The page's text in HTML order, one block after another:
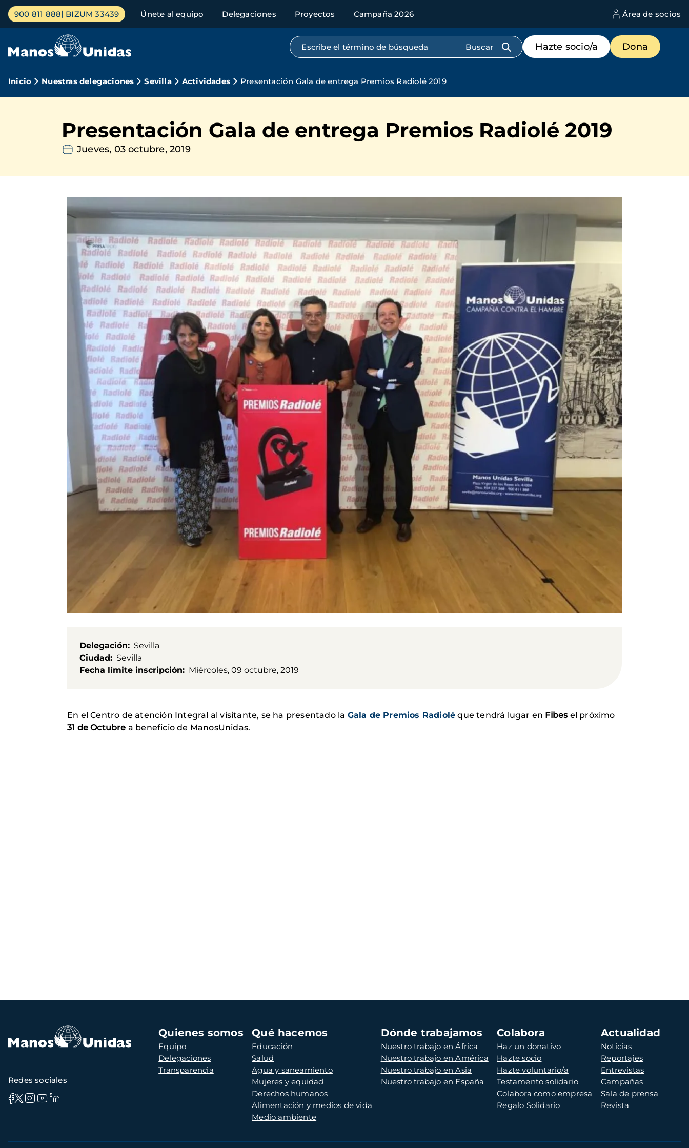
Pasar
contenido
Menú
principal
900 811 888 BIZUM 33439 Únete al equipo Delegaciones Proyectos Campaña 2026 Área de socios
Búsqueda por texto completo
Menú
de
destacados
Hazte socio/a Dona
Ruta
navegación
Inicio Nuestras delegaciones Sevilla Actividades Presentación Gala de entrega Premios Radiolé 2019
Presentación Gala de entrega Premios Radiolé 2019
Jueves, 03 octubre, 2019
Delegación
Sevilla
Ciudad
Sevilla
Fecha límite inscripción
Miércoles, 09 octubre, 2019
En el Centro de atención Integral al visitante, se ha presentado la Gala de Premios Radiolé que tendrá lugar en Fibes el próximo
31 de Octubre a beneficio de ManosUnidas.
Navegación
principal
Quienes somos
Equipo
Delegaciones
Transparencia
Qué hacemos
Educación
Salud
Agua y saneamiento
Mujeres y equidad
Derechos humanos
Alimentación y medios de vida
Medio ambiente
Dónde trabajamos
Nuestro trabajo en África
Nuestro trabajo en América
Nuestro trabajo en Asia
Nuestro trabajo en España
Colabora
Haz un donativo
Hazte socio
Hazte voluntario/a
Testamento solidario
Colabora como empresa
Regalo Solidario
Actualidad
Noticias
Reportajes
Entrevistas
Campañas
Sala de prensa
Revista
Redes sociales